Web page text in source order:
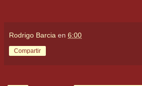
Rodrigo Barcia en 6:00
Compartir